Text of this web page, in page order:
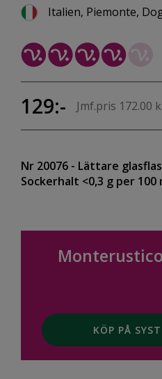
Italien, Piemonte,
129:- Jmf.pris 172.00
Nr 20076 - Lättare
Sockerhalt <0,3 g per 100
KÖP PÅ